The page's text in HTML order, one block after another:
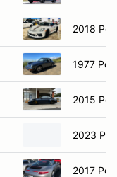
2018
1977
2015
2023
2017